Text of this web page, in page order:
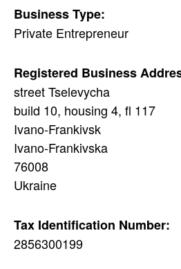
Business Type:
Private Entrepreneur
Registered Business
street Tselevycha
build 10, housing 4, fl 117
Ivano-Frankivsk
Ivano-Frankivska
76008
Ukraine
Tax Identification Number:
2856300199